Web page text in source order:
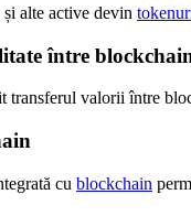
alte active devin
între
transferul valorii între
cu blockchain